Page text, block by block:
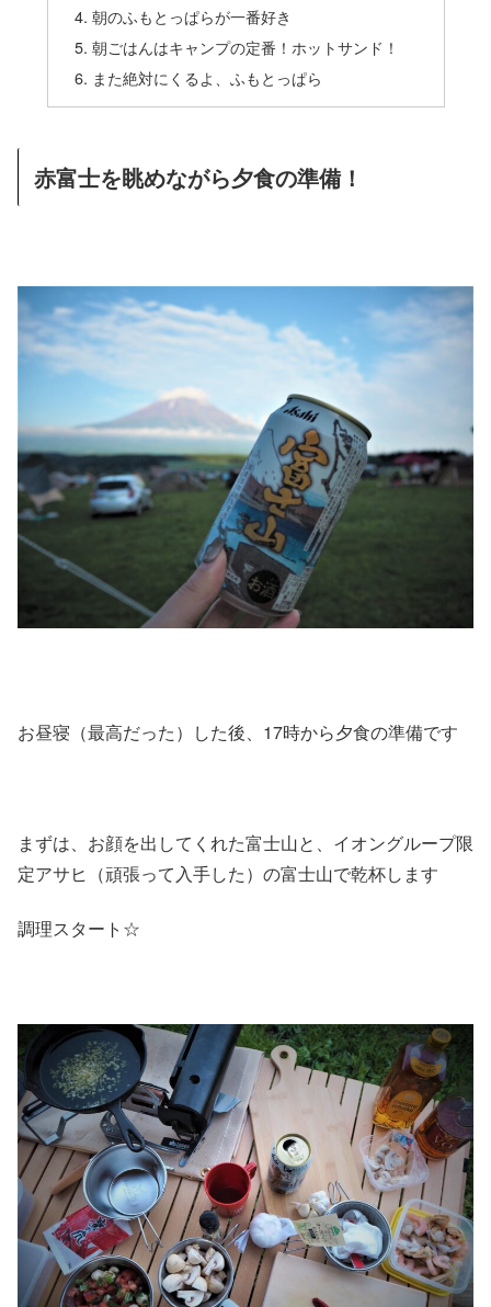
朝のふもとっぱらが一番好き
朝ごはんはキャンプの定番！ホットサンド！
また絶対にくるよ、ふもとっぱら
赤富士を眺めながら夕食の準備！
お昼寝（最高だった）した後、17時から夕食の準備です
まずは、お顔を出してくれた富士山と、イオングループ限
定アサヒ（頑張って入手した）の富士山で乾杯します
調理スタート☆